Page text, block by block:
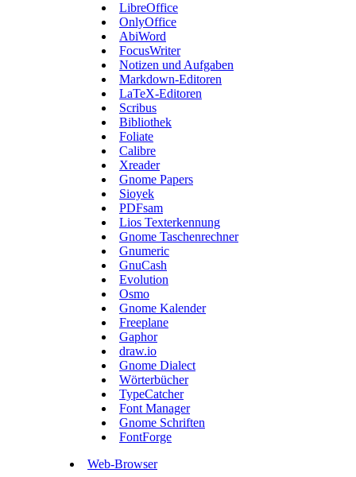
LibreOffice
OnlyOffice
AbiWord
FocusWriter
Notizen und Aufgaben
Markdown-Editoren
LaTeX-Editoren
Scribus
Bibliothek
Foliate
Calibre
Xreader
Gnome Papers
Sioyek
PDFsam
Lios Texterkennung
Gnome Taschenrechner
Gnumeric
GnuCash
Evolution
Osmo
Gnome Kalender
Freeplane
Gaphor
draw.io
Gnome Dialect
Wörterbücher
TypeCatcher
Font Manager
Gnome Schriften
FontForge
Web-Browser